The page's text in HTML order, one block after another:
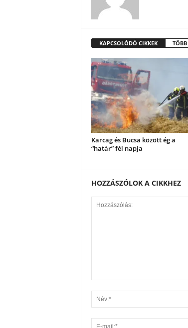
KAPCSOLÓDÓ CIKKEK
Karcag és Bucsa között ég a
“határ” fél napja
HOZZÁSZÓLOK A CIKKHEZ